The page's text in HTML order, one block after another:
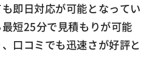
即日対応が可能となってい
短25分で見積もりが可能
口コミでも迅速さが好評と